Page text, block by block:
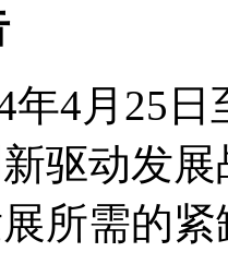
年4月25
驱动发
所需的